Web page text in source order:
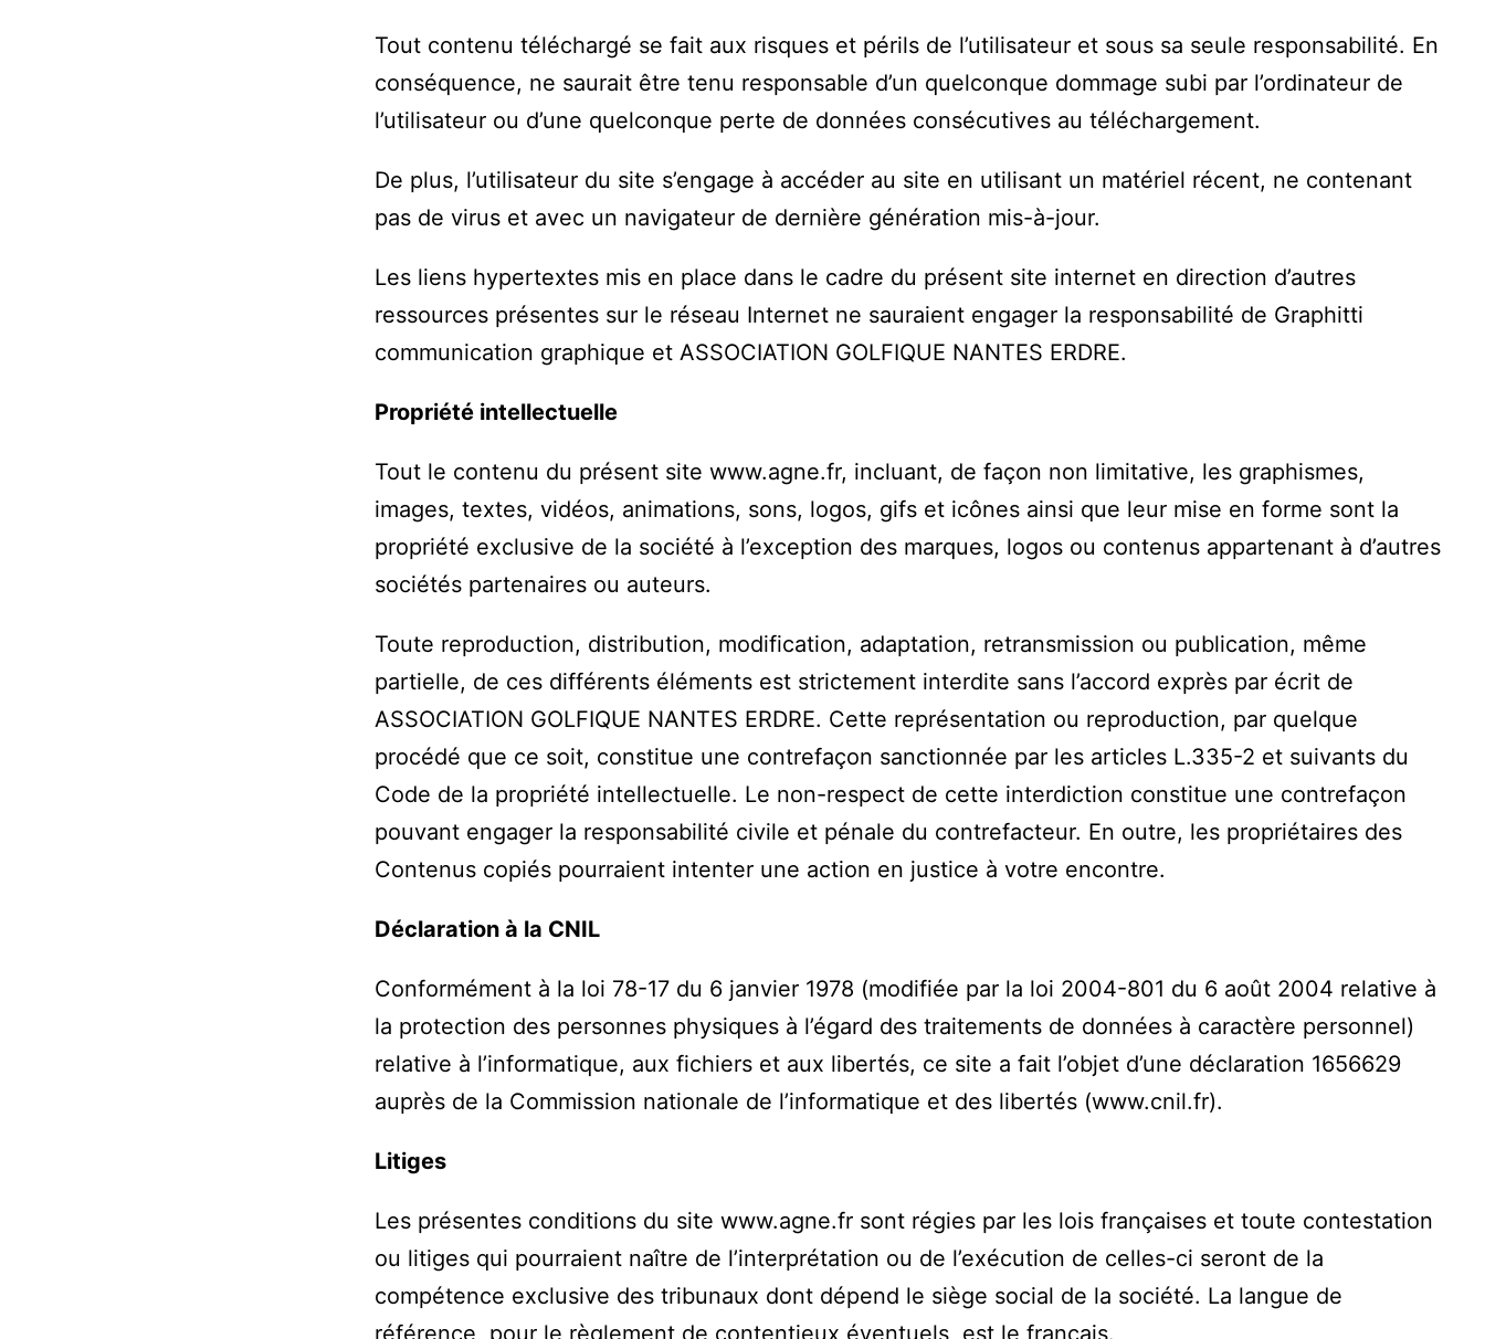
Tout contenu téléchargé se fait aux risques et périls de l’utilisateur et sous sa seule responsabilité. En
conséquence, ne saurait être tenu responsable d’un quelconque dommage subi par l’ordinateur de
l’utilisateur ou d’une quelconque perte de données consécutives au téléchargement.
De plus, l’utilisateur du site s’engage à accéder au site en utilisant un matériel récent, ne contenant
pas de virus et avec un navigateur de dernière génération mis-à-jour.
Les liens hypertextes mis en place dans le cadre du présent site internet en direction d’autres
ressources présentes sur le réseau Internet ne sauraient engager la responsabilité de Graphitti
communication graphique et ASSOCIATION GOLFIQUE NANTES ERDRE.
Propriété intellectuelle
Tout le contenu du présent site www.agne.fr, incluant, de façon non limitative, les graphismes,
images, textes, vidéos, animations, sons, logos, gifs et icônes ainsi que leur mise en forme sont la
propriété exclusive de la société à l’exception des marques, logos ou contenus appartenant à d’autres
sociétés partenaires ou auteurs.
Toute reproduction, distribution, modification, adaptation, retransmission ou publication, même
partielle, de ces différents éléments est strictement interdite sans l’accord exprès par écrit de
ASSOCIATION GOLFIQUE NANTES ERDRE. Cette représentation ou reproduction, par quelque
procédé que ce soit, constitue une contrefaçon sanctionnée par les articles L.335-2 et suivants du
Code de la propriété intellectuelle. Le non-respect de cette interdiction constitue une contrefaçon
pouvant engager la responsabilité civile et pénale du contrefacteur. En outre, les propriétaires des
Contenus copiés pourraient intenter une action en justice à votre encontre.
Déclaration à la CNIL
Conformément à la loi 78-17 du 6 janvier 1978 (modifiée par la loi 2004-801 du 6 août 2004 relative à
la protection des personnes physiques à l’égard des traitements de données à caractère personnel)
relative à l’informatique, aux fichiers et aux libertés, ce site a fait l’objet d’une déclaration 1656629
auprès de la Commission nationale de l’informatique et des libertés (www.cnil.fr).
Litiges
Les présentes conditions du site www.agne.fr sont régies par les lois françaises et toute contestation
ou litiges qui pourraient naître de l’interprétation ou de l’exécution de celles-ci seront de la
compétence exclusive des tribunaux dont dépend le siège social de la société. La langue de
référence, pour le règlement de contentieux éventuels, est le français.